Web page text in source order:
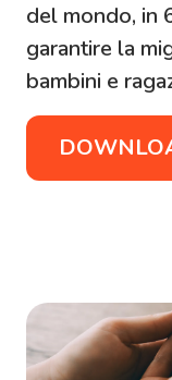
del mondo, in
garantire la
bambini e